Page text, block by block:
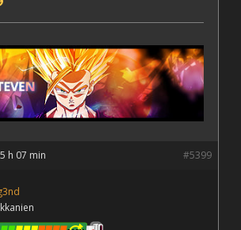
h 07 min #5399